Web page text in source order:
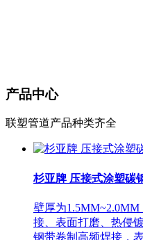
产品中心
联塑管道产品种类齐全
杉亚牌 压接式涂塑碳
壁厚为
接、表面打磨、热侵
钢带卷制高频焊接，